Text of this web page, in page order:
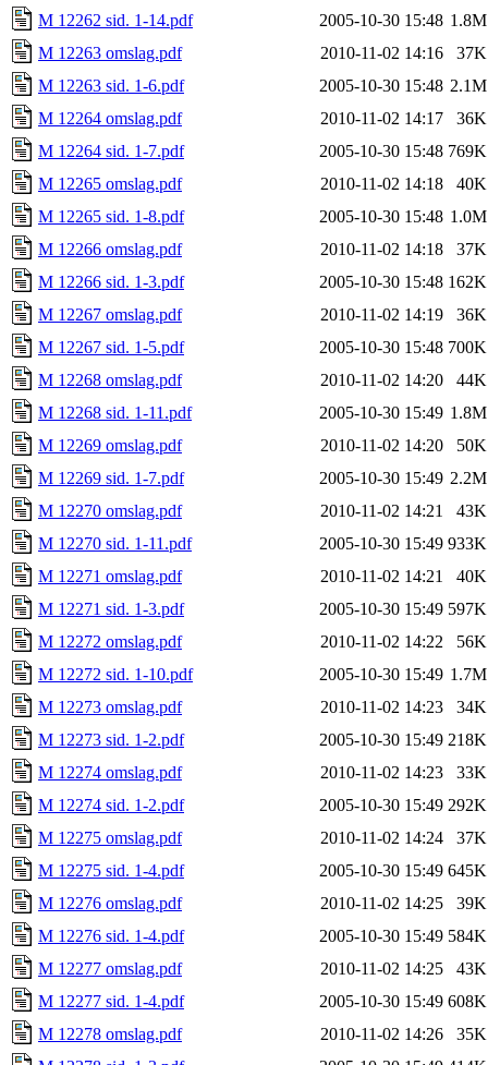
M 12262 sid. 1-14.pdf
2005-10-30 15:48 1.8M
M 12263 omslag.pdf
2010-11-02 14:16
37K
M 12263 sid. 1-6.pdf
2005-10-30 15:48 2.1M
M 12264 omslag.pdf
2010-11-02 14:17
36K
M 12264 sid. 1-7.pdf
2005-10-30 15:48 769K
M 12265 omslag.pdf
2010-11-02 14:18
40K
M 12265 sid. 1-8.pdf
2005-10-30 15:48 1.0M
M 12266 omslag.pdf
2010-11-02 14:18
37K
M 12266 sid. 1-3.pdf
2005-10-30 15:48 162K
M 12267 omslag.pdf
2010-11-02 14:19
36K
M 12267 sid. 1-5.pdf
2005-10-30 15:48 700K
M 12268 omslag.pdf
2010-11-02 14:20
44K
M 12268 sid. 1-11.pdf
2005-10-30 15:49 1.8M
M 12269 omslag.pdf
2010-11-02 14:20
50K
M 12269 sid. 1-7.pdf
2005-10-30 15:49 2.2M
M 12270 omslag.pdf
2010-11-02 14:21
43K
M 12270 sid. 1-11.pdf
2005-10-30 15:49 933K
M 12271 omslag.pdf
2010-11-02 14:21
40K
M 12271 sid. 1-3.pdf
2005-10-30 15:49 597K
M 12272 omslag.pdf
2010-11-02 14:22
56K
M 12272 sid. 1-10.pdf
2005-10-30 15:49 1.7M
M 12273 omslag.pdf
2010-11-02 14:23
34K
M 12273 sid. 1-2.pdf
2005-10-30 15:49 218K
M 12274 omslag.pdf
2010-11-02 14:23
33K
M 12274 sid. 1-2.pdf
2005-10-30 15:49 292K
M 12275 omslag.pdf
2010-11-02 14:24
37K
M 12275 sid. 1-4.pdf
2005-10-30 15:49 645K
M 12276 omslag.pdf
2010-11-02 14:25
39K
M 12276 sid. 1-4.pdf
2005-10-30 15:49 584K
M 12277 omslag.pdf
2010-11-02 14:25
43K
M 12277 sid. 1-4.pdf
2005-10-30 15:49 608K
M 12278 omslag.pdf
2010-11-02 14:26
35K